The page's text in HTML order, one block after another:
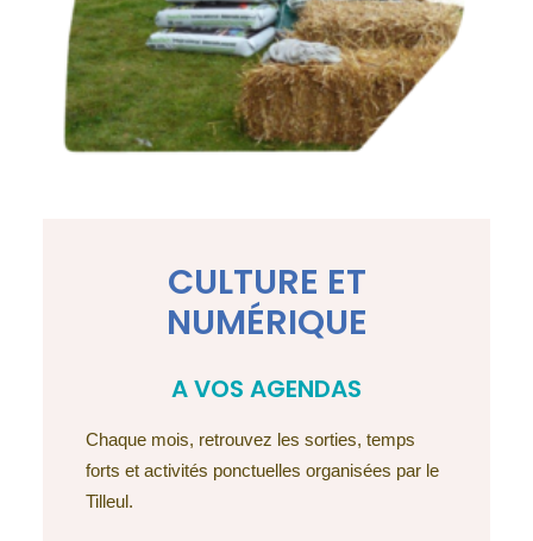
CULTURE ET
NUMÉRIQUE
A VOS AGENDAS
Chaque mois, retrouvez les sorties, temps
forts et activités ponctuelles organisées par le
Tilleul.